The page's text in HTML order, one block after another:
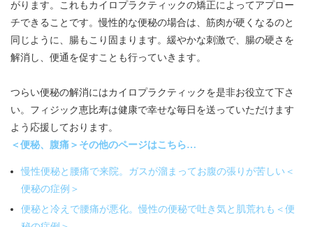
がります。これもカイロプラクティックの矯正によってアプロー
チできることです。慢性的な便秘の場合は、筋肉が硬くなるのと
同じように、腸もこり固まります。緩やかな刺激で、腸の硬さを
解消し、便通を促すことも行っていきます。
つらい便秘の解消にはカイロプラクティックを是非お役立て下さ
い。フィジック恵比寿は健康で幸せな毎日を送っていただけます
よう応援しております。
＜便秘、腹痛＞その他のページはこちら…
慢性便秘と腰痛で来院。ガスが溜まってお腹の張りが苦しい＜
便秘の症例＞
便秘と冷えで腰痛が悪化。慢性の便秘で吐き気と肌荒れも＜便